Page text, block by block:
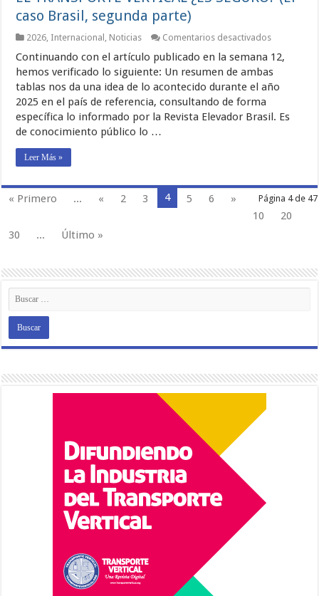
caso Brasil, segunda parte)
2026 Internacional Noticias Comentarios desactivadosen
VERTICAL
SEGURO?
caso
Brasil,
Continuando con el artículo publicado en la semana 12,
hemos verificado lo siguiente: Un resumen de ambas
tablas nos da una idea de lo acontecido durante el año
2025 en el país de referencia, consultando de forma
específica lo informado por la Revista Elevador Brasil. Es
de conocimiento público lo …
Leer Más »
Página 4 de 47
« Primero ... « 2 3 4 5 6
»
10
20
30
... Último »